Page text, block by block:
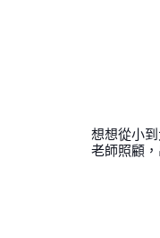
想想從小
老師照顧